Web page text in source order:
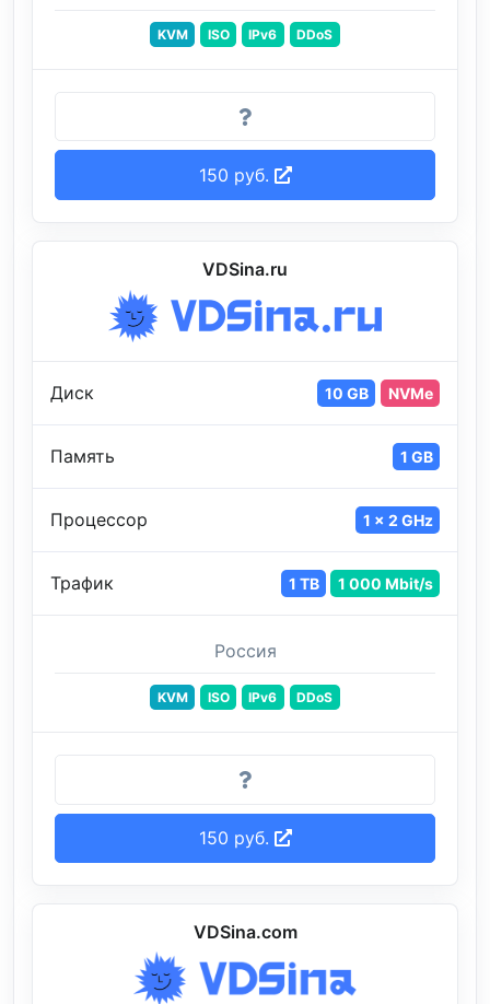
KVM ISO IPv6 DDoS
150 руб.
VDSina.ru
Диск 10 GB NVMe
Память 1 GB
Процессор 1 x 2 GHz
Трафик 1 TB 1 000 Mbit/s
Россия
KVM ISO IPv6 DDoS
150 руб.
VDSina.com